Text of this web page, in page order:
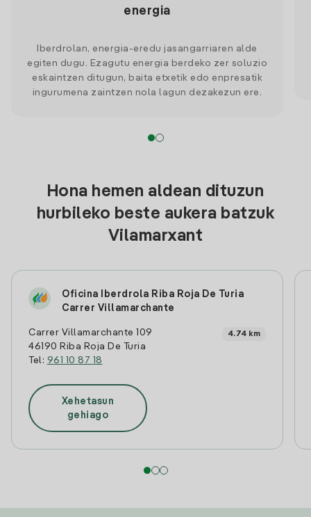
energia
Iberdrolan, energia-eredu jasangarriaren alde
egiten dugu. Ezagutu energia berdeko zer soluzio
eskaintzen ditugun, baita etxetik edo enpresatik
ingurumena zaintzen nola lagun dezakezun ere.
Hona hemen aldean dituzun
hurbileko beste aukera batzuk
Vilamarxant
Oficina Iberdrola Riba Roja De Turia
Carrer Villamarchante
Carrer Villamarchante 109
46190 Riba Roja De Turia
Tel: 961 10 87 18
4.74 km
Xehetasun
gehiago